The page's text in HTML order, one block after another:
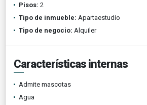
Pisos: 2
Tipo de inmueble: Apartaestudio
Tipo de negocio: Alquiler
Características internas
Admite mascotas
Agua